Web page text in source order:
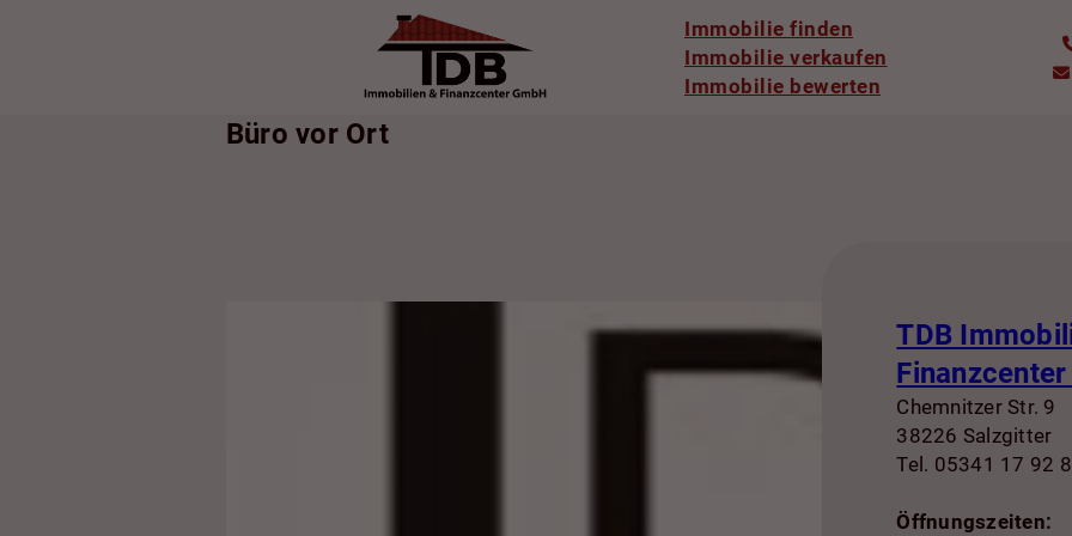
Immobilie finden
Immobilie verkaufen
Immobilie bewerten
Büro vor Ort
TDB
Chemnitzer Str. 9
38226 Salzgitter
Tel. 05341 17 92
Öffnungszeiten: